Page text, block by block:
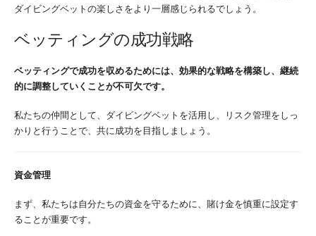
ダイビングベットの楽しさをより一層感じられるでしょう。
ベッティングの成功戦略
ベッティングで成功を収めるためには、効果的な戦略を構築し、継続
的に調整していくことが不可欠です。
私たちの仲間として、ダイビングベットを活用し、リスク管理をしっ
かりと行うことで、共に成功を目指しましょう。
資金管理
まず、私たちは自分たちの資金を守るために、賭け金を慎重に設定す
ることが重要です。